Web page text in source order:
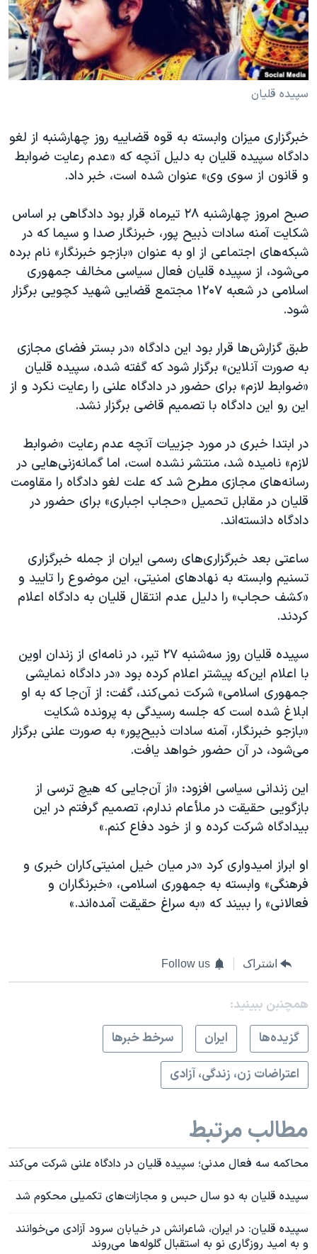
فرهنگ و زندگی
حقوق شهروندی
اقتصادی
علم و فناوری
گالری عکس
آرشیو پخش زنده
مستندها
انتخابات ریاست جمهوری آمریکا ۲۰۲۴
حمله جمهوری اسلامی به اسرائیل
رمز مهسا
اعتراضات زن، زندگی، آزادی
مجموعه مستندهای دادخواهی
دادگاه حمید نوری
چهل سال گروگان‌گیری
قانون شفافیت دارائی کادر رهبری ایران
اعتراضات مردمی آبان ۹۸
نرگس محمدی برنده جایزه نوبل صلح
همایش محافظه‌کاران آمریکا «سی‌پک»
صفحه‌های ویژه
دنبال کنید
سپیده قلیان
خبرگزاری میزان وابسته به قوه قضاییه روز چهارشنبه از لغو
دادگاه سپیده قلیان به دلیل آنچه که «عدم رعایت ضوابط
و قانون از سوی وی» عنوان شده است، خبر داد.
صبح امروز چهارشنبه ۲۸ تیرماه قرار بود دادگاهی بر اساس
شکایت آمنه سادات ذبیح پور، خبرنگار صدا و سیما که در
شبکه‌های اجتماعی از او به عنوان «بازجو خبرنگار» نام برده
می‌شود، از سپیده قلیان فعال سیاسی مخالف جمهوری
اسلامی در شعبه ۱۲۰۷ مجتمع قضایی شهید کچویی برگزار
شود.
طبق گزارش‌ها قرار بود این دادگاه «در بستر فضای مجازی
به صورت آنلاین» برگزار شود که گفته شده، سپیده قلیان
«ضوابط لازم» برای حضور در دادگاه علنی را رعایت نکرد و از
این رو این دادگاه با تصمیم قاضی برگزار نشد.
در ابتدا خبری در مورد جزییات آنچه عدم رعایت «ضوابط
لازم» نامیده شد، منتشر نشده است، اما گمانه‌زنی‌هایی در
رسانه‌های مجازی مطرح شد که علت لغو دادگاه را مقاومت
قلیان در مقابل تحمیل «حجاب اجباری» برای حضور در
دادگاه دانسته‌اند.
ساعتی بعد خبرگزاری‌های رسمی ایران از جمله خبرگزاری
تسنیم وابسته به نهادهای امنیتی، این موضوع را تایید و
«کشف حجاب» را دلیل عدم انتقال قلیان به دادگاه اعلام
کردند.
سپیده قلیان روز سه‌شنبه ۲۷ تیر، در نامه‌ای از زندان اوین
با اعلام این‌که پیشتر اعلام کرده بود «در دادگاه نمایشی
جمهوری اسلامی» شرکت نمی‌کند، گفت: از آن‌جا که به او
ابلاغ شده است که جلسه رسیدگی به پرونده شکایت
«بازجو خبرنگار، آمنه سادات ذبیح‌پور» به صورت علنی برگزار
می‌شود، در آن حضور خواهد یافت.
این زندانی سیاسی افزود: «از آن‌جایی که هیچ ترسی از
بازگویی حقیقت در ملأعام ندارم، تصمیم گرفتم در این
بیدادگاه شرکت کرده و از خود دفاع کنم.»
او ابراز امیدواری کرد «در میان خیل امنیتی‌کاران خبری و
فرهنگی» وابسته به جمهوری اسلامی، «خبرنگاران و
فعالانی» را ببیند که «به سراغ حقیقت آمده‌اند.»
اشتراک Follow us
همچنبن ببینید:
گزيده‌ها
ايران
سرخط خبرها
اعتراضات زن، زندگی، آزادی
مطالب مرتبط
محاکمه سه فعال مدنی؛ سپیده قلیان در دادگاه علنی شرکت می‌کند
سپیده قلیان به دو سال حبس و مجازات‌های تکمیلی محکوم شد
سپیده قلیان: در ایران، شاعرانش در خیابان سرود آزادی می‌خوانند
و به امید روزگاری نو به استقبال گلوله‌ها می‌روند